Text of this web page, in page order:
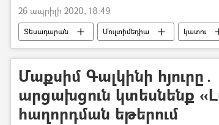
26 ապրիլի 2020, 18:49
Տեսադարան Մուլտիմեդիա կատու
Մաքսիմ Գալկինի
արցախցուն կտեսնենք
հաղորդման եթերում